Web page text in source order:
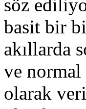
söz
basit bir
akıllarda
ve normal
olarak